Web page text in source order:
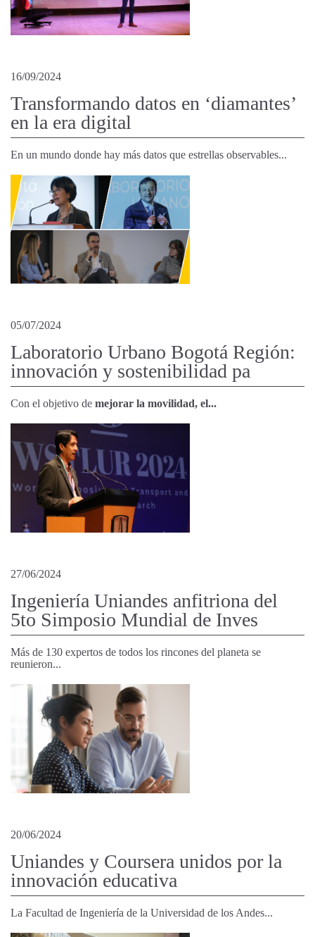
16/09/2024
Transformando datos en ‘diamantes’
en la era digital
En un mundo donde hay más datos que estrellas observables...
05/07/2024
Laboratorio Urbano Bogotá Región:
innovación y sostenibilidad pa
Con el objetivo de mejorar la movilidad, el...
27/06/2024
Ingeniería Uniandes anfitriona del
5to Simposio Mundial de Inves
Más de 130 expertos de todos los rincones del planeta se
reunieron...
20/06/2024
Uniandes y Coursera unidos por la
innovación educativa
La Facultad de Ingeniería de la Universidad de los Andes...